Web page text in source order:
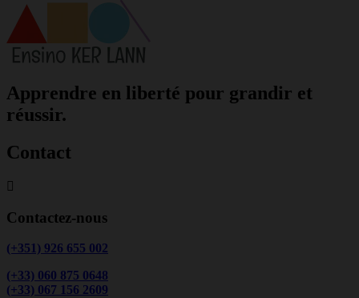
Apprendre en liberté pour grandir et
réussir.
Contact
Contactez-nous
(+351) 926 655 002
(+33) 060 875 0648
(+33) 067 156 2609